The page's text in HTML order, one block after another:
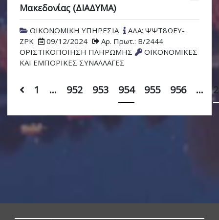
Μακεδονίας (ΔΙΑΔΥΜΑ)
ΟΙΚΟΝΟΜΙΚΗ ΥΠΗΡΕΣΙΑ
ΑΔΑ: ΨΨΤ8ΩΕΥ-
ΖΡΚ
09/12/2024
Αρ. Πρωτ.: Β/2444
ΟΡΙΣΤΙΚΟΠΟΙΗΣΗ ΠΛΗΡΩΜΗΣ
ΟΙΚΟΝΟΜΙΚΕΣ
ΚΑΙ ΕΜΠΟΡΙΚΕΣ ΣΥΝΑΛΛΑΓΕΣ
1 … 952 953 954 955 956 …